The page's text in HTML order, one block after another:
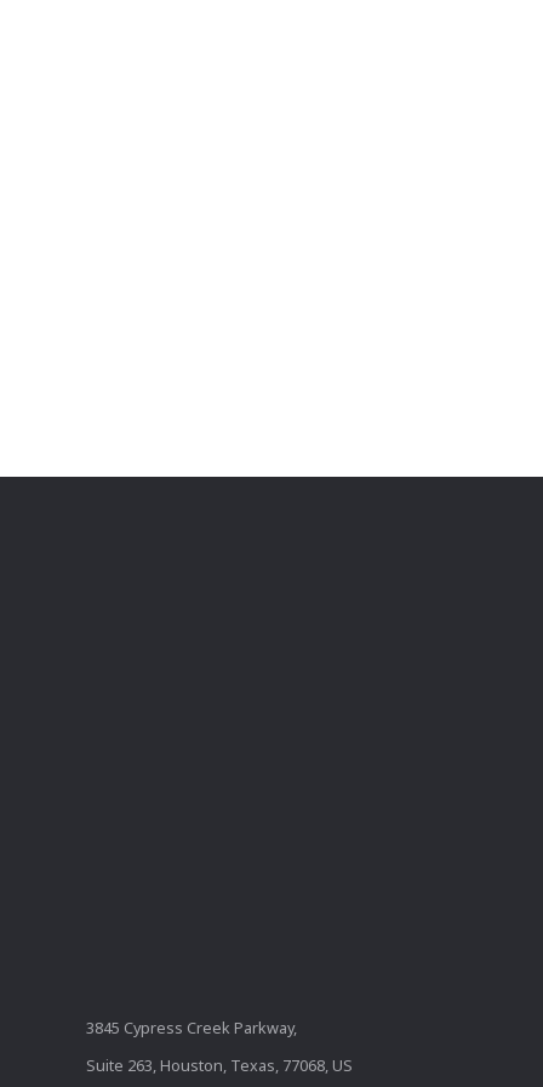
3845 Cypress Creek Parkway,
Suite 263, Houston, Texas, 77068, US